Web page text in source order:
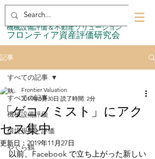
​フロンティア資産評価研究会
​機械設備評価＆不動産ソリューション
記事
すべての記事
機械設備評価
環境規制と評価
やぐら鶴
すべての記事
「ゲコノミスト」にアク
セス集中
Frontier Valuation
2019年8月30日 読了時間: 2分
更新日： 2019年11月27日
以前、Facebook で立ち上がった新しい